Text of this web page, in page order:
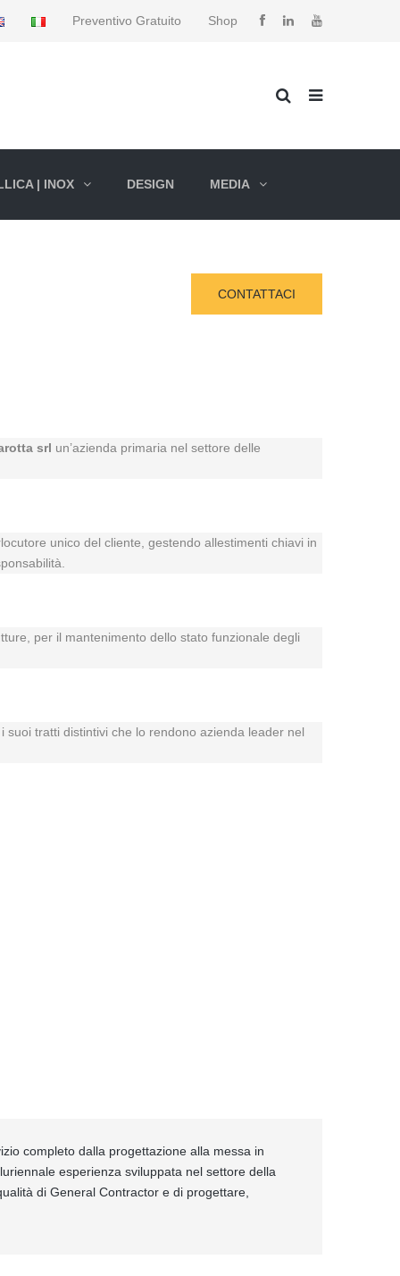
Preventivo Gratuito Shop
| INOX DESIGN MEDIA
CONTATTACI
srl un’azienda primaria nel settore delle
unico del cliente, gestendo allestimenti chiavi in
per il mantenimento dello stato funzionale degli
tratti distintivi che lo rendono azienda leader nel
completo dalla progettazione alla messa in
esperienza sviluppata nel settore della
di General Contractor e di progettare,